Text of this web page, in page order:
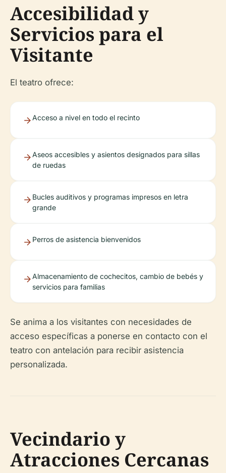
Accesibilidad y
Servicios para el
Visitante
El teatro ofrece:
Acceso a nivel en todo el recinto
Aseos accesibles y asientos designados para sillas
de ruedas
Bucles auditivos y programas impresos en letra
grande
Perros de asistencia bienvenidos
Almacenamiento de cochecitos, cambio de bebés y
servicios para familias
Se anima a los visitantes con necesidades de
acceso específicas a ponerse en contacto con el
teatro con antelación para recibir asistencia
personalizada.
Vecindario y
Atracciones Cercanas